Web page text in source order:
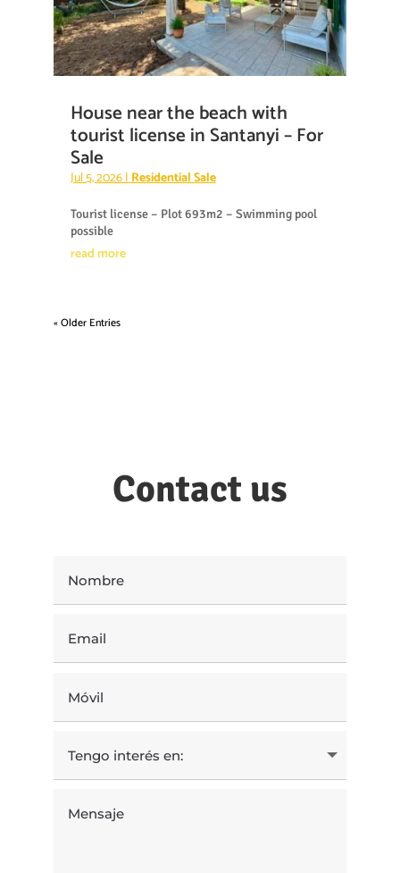
House near the beach with
tourist license in Santanyi – For
Sale
Jul 5, 2026|Residential Sale
Tourist license – Plot 693m2 – Swimming pool
possible
read more
« Older Entries
Contact us